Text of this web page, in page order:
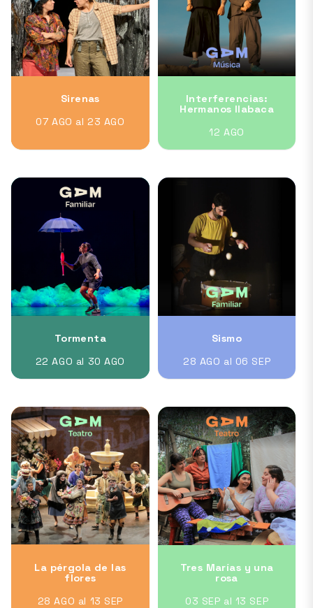
Sirenas
07 AGO al 23 AGO
Interferencias:
Hermanos Ilabaca
12 AGO
Tormenta
22 AGO al 30 AGO
Sismo
28 AGO al 06 SEP
La pérgola de las
flores
28 AGO al 13 SEP
Tres Marías y una
rosa
03 SEP al 13 SEP